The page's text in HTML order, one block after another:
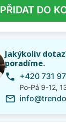
PŘIDAT DO
Jakýkoliv
poradíme.
phone +420 731
Po-Pá 9-12,
mail_outline